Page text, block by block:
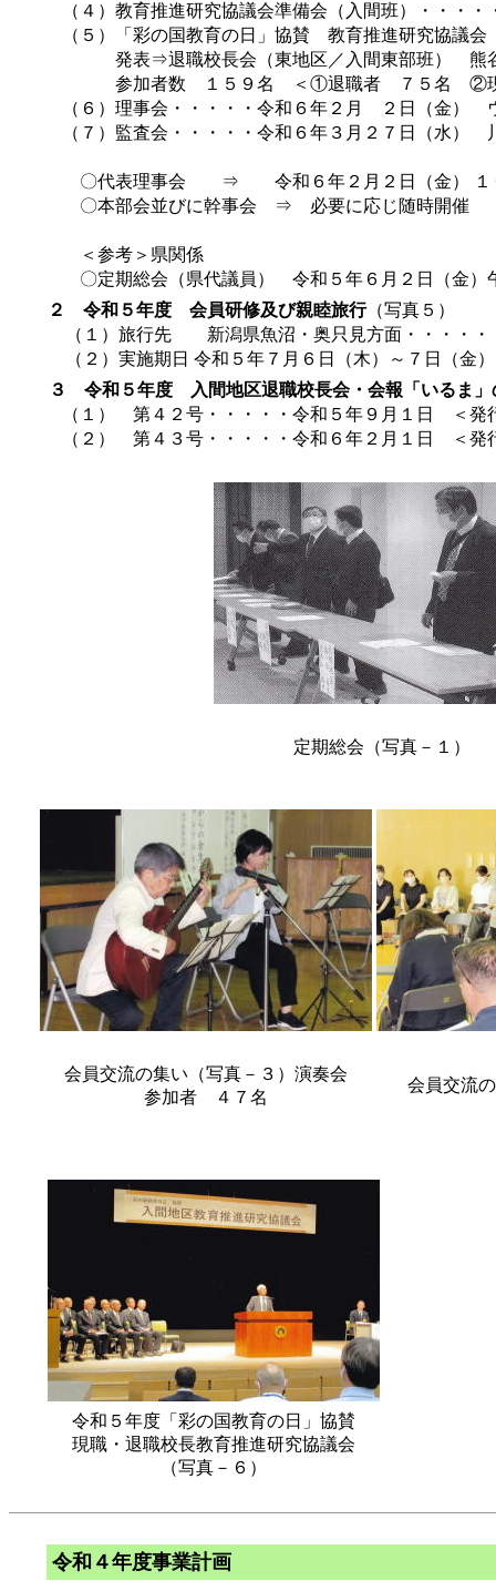
（４）教育推進研究協議会準備会（入間班）・・・
（５）「彩の国教育の日」協賛 教育推進研究協議会
発表⇒退職校長会（東地区／入間東部班） 熊谷
参加者数 １５９名 ＜①退職者 ７５名 ②現
（６）理事会・・・・・令和６年２月 ２日（金）
（７）監査会・・・・・令和６年３月２７日（水）
〇代表理事会 ⇒ 令和６年２月２日（金） １０
〇本部会並びに幹事会 ⇒ 必要に応じ随時開催
＜参考＞県関係
〇定期総会（県代議員） 令和５年６月２日（金）
２ 令和５年度 会員研修及び親睦旅行（写真５）
（１）旅行先 新潟県魚沼・奥只見方面・・・・・
（２）実施期日 令和５年７月６日（木）～７日（金
３ 令和５年度 入間地区退職校長会・会報「いるま」
（１） 第４２号・・・・・令和５年９月１日 ＜発
（２） 第４３号・・・・・令和６年２月１日 ＜発
定期総会（写真－１）
会員交流の集い（写真－３）演奏会
参加者 ４７名
会員交流
令和５年度「彩の国教育の日」協賛
現職・退職校長教育推進研究協議会
（写真－６）
令和４年度事業計画